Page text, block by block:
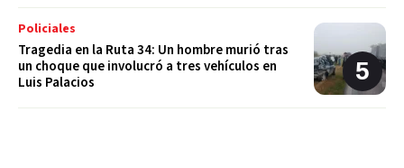
Policiales
Tragedia en la Ruta 34: Un hombre murió tras
un choque que involucró a tres vehículos en
Luis Palacios